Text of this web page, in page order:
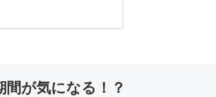
が気になる！？